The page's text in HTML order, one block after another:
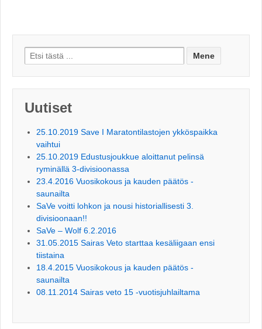
Search for:
Uutiset
25.10.2019 Save I Maratontilastojen ykköspaikka
vaihtui
25.10.2019 Edustusjoukkue aloittanut pelinsä
ryminällä 3-divisioonassa
23.4.2016 Vuosikokous ja kauden päätös -
saunailta
SaVe voitti lohkon ja nousi historiallisesti 3.
divisioonaan!!
SaVe – Wolf 6.2.2016
31.05.2015 Sairas Veto starttaa kesäliigaan ensi
tiistaina
18.4.2015 Vuosikokous ja kauden päätös -
saunailta
08.11.2014 Sairas veto 15 -vuotisjuhlailtama